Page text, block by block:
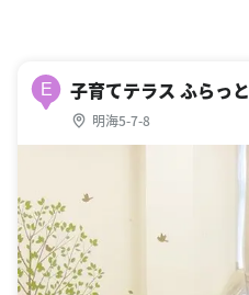
E 子育てテラス ふらっと
明海5-7-8